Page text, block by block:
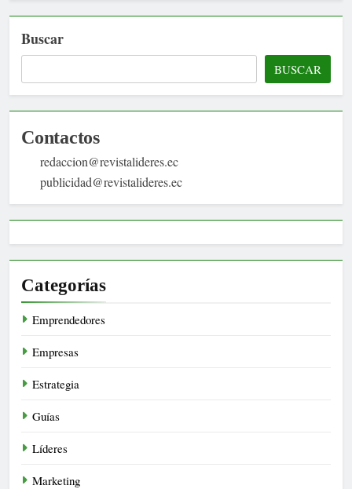
Buscar
BUSCAR
Contactos
redaccion@revistalideres.ec
publicidad@revistalideres.ec
Categorías
Emprendedores
Empresas
Estrategia
Guías
Líderes
Marketing